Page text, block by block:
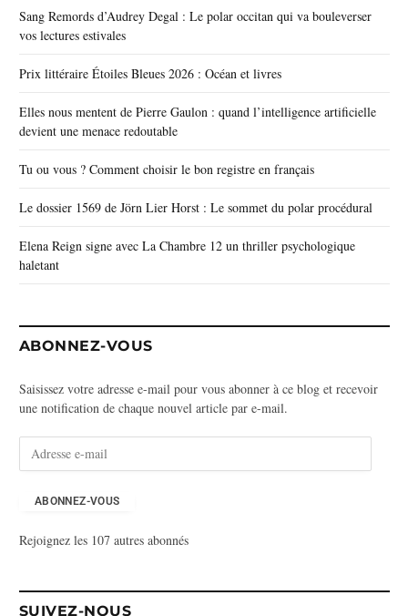
Sang Remords d’Audrey Degal : Le polar occitan qui va bouleverser
vos lectures estivales
Prix littéraire Étoiles Bleues 2026 : Océan et livres
Elles nous mentent de Pierre Gaulon : quand l’intelligence artificielle
devient une menace redoutable
Tu ou vous ? Comment choisir le bon registre en français
Le dossier 1569 de Jörn Lier Horst : Le sommet du polar procédural
Elena Reign signe avec La Chambre 12 un thriller psychologique
haletant
ABONNEZ-VOUS
Saisissez votre adresse e-mail pour vous abonner à ce blog et recevoir
une notification de chaque nouvel article par e-mail.
s
-
ABONNEZ-VOUS
Rejoignez les 107 autres abonnés
SUIVEZ-NOUS